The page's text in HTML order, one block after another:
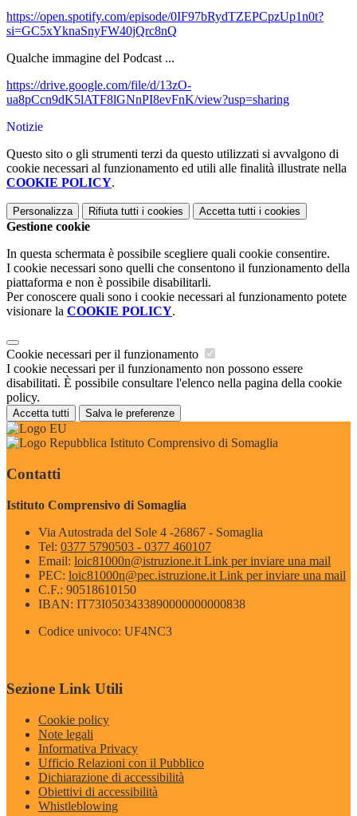
https://open.spotify.com/episode/0IF97bRydTZEPCpzUp1n0t?
si=GC5xYknaSnyFW40jQrc8nQ
Qualche immagine del Podcast ...
https://drive.google.com/file/d/13zO-
ua8pCcn9dK5lATF8lGNnPI8evFnK/view?usp=sharing
Notizie
Questo sito o gli strumenti terzi da questo utilizzati si avvalgono di
cookie necessari al funzionamento ed utili alle finalità illustrate nella
COOKIE POLICY.
Personalizza Rifiuta tutti i cookies Accetta tutti i cookies
Gestione cookie
In questa schermata è possibile scegliere quali cookie consentire.
I cookie necessari sono quelli che consentono il funzionamento della
piattaforma e non è possibile disabilitarli.
Per conoscere quali sono i cookie necessari al funzionamento potete
visionare la COOKIE POLICY.
Cookie necessari per il funzionamento
I cookie necessari per il funzionamento non possono essere
disabilitati. È possibile consultare l'elenco nella pagina della cookie
policy.
Accetta tutti Salva le preferenze
Istituto Comprensivo di Somaglia
Contatti
Istituto Comprensivo di Somaglia
Via Autostrada del Sole 4 -26867 - Somaglia
Tel: 0377 5790503 - 0377 460107
Email: loic81000n@istruzione.it Link per inviare una mail
PEC: loic81000n@pec.istruzione.it Link per inviare una mail
C.F.: 90518610150
IBAN: IT73I0503433890000000000838
Codice univoco: UF4NC3
Sezione Link Utili
Cookie policy
Note legali
Informativa Privacy
Ufficio Relazioni con il Pubblico
Dichiarazione di accessibilità
Obiettivi di accessibilità
Whistleblowing